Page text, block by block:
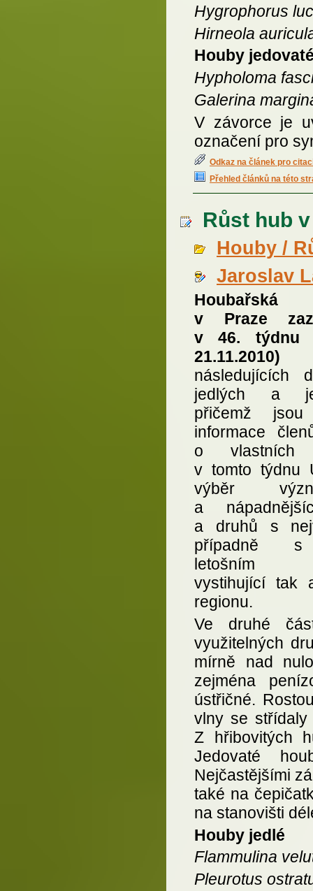
Hygrophorus
Hirneola
Houby
Hypholoma
Galerina
V závorce je
označení pro
Odkaz na článek pro
Přehled článků na této
Růst hub v
Houby /
Jaroslav
Houbařská
v Praze
v 46. týdnu
následujících
jedlých a
přičemž jsou
informace
o vlastních
v tomto týdnu
výběr
a
a druhů s
případně
letošním
vystihující tak
regionu.
Ve druhé
využitelných
mírně nad
zejména
ústřičné.
vlny se
Z hřibovitých
Jedovaté
Nejčastějšími
také na
na stanovišti
Houby jedlé
Flammulina
Pleurotus